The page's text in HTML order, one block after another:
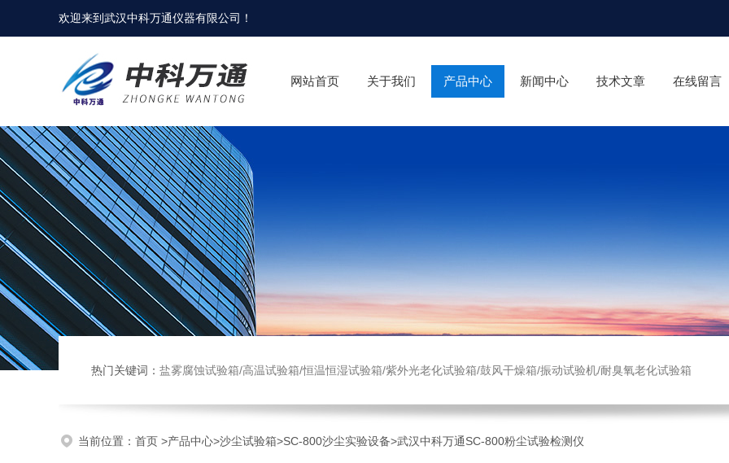
欢迎来到武汉中科万通仪器有限公司 ！
网站首页 关于我们 产品中心 新闻中心 技术文章 在线留言
热门关键词： 盐雾腐蚀试验箱/高温试验箱/恒温恒湿试验箱/紫外光老化试验箱/鼓风干燥箱/振动试验机/耐臭氧老化试验箱
当前位置： 首页 >产品中心>沙尘试验箱>SC-800沙尘实验设备>武汉中科万通SC-800粉尘试验检测仪